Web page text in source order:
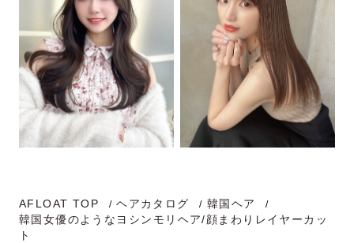
AFLOAT TOP ヘアカタログ
韓国ヘア
韓国女優のようなヨシンモリヘア/顔まわりレイヤーカッ
ト